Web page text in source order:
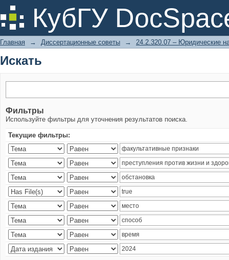
КубГУ
Искать
Главная → Диссертационные советы → 24.2.320.07 – Юридические
Искать
Фильтры
Используйте фильтры для уточнения результатов поиска.
Текущие фильтры: